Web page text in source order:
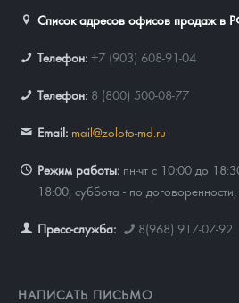
Список адресов офисов продаж в
Телефон: +7 (903) 608-91-04
Телефон: 8 (800) 500-08-77
Email: mail@zoloto-md.ru
Режим работы: пн-чт с 10:00 до
18:00, суббота - по
Пресс-служба: 8(968) 917-07-92
НАПИСАТЬ ПИСЬМО